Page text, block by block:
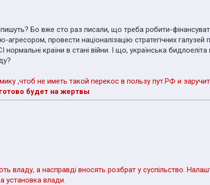
Бо вже сто раз писали, що треба робити-
провести націоналізацію стратегічних галузей
країни в стані війни. І що, українська бидлоеліта
,чтоб не иметь такой перекос в пользу пут.РФ и
будет на жертвы
владу, а насправді вносять розбрат у суспільство.
установка влади.